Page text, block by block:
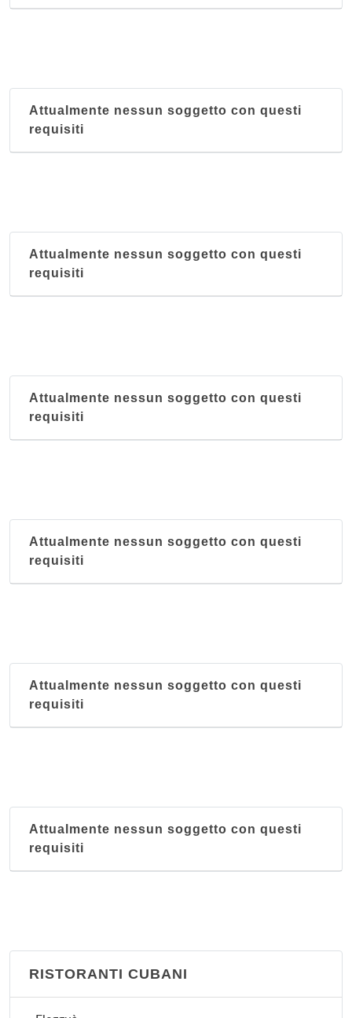
Attualmente nessun soggetto con questi
requisiti
Attualmente nessun soggetto con questi
requisiti
Attualmente nessun soggetto con questi
requisiti
Attualmente nessun soggetto con questi
requisiti
Attualmente nessun soggetto con questi
requisiti
Attualmente nessun soggetto con questi
requisiti
RISTORANTI CUBANI